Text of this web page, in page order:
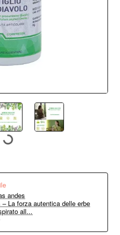
andes
La forza autentica delle erbe
all...